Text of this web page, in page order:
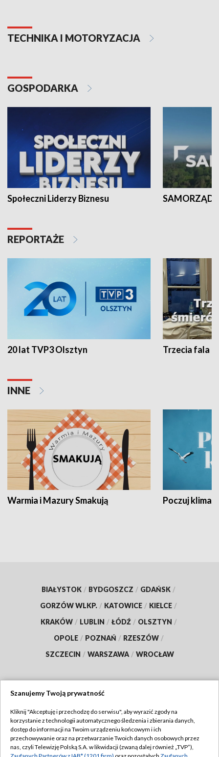
TECHNIKA I MOTORYZACJA
GOSPODARKA
Społeczni Liderzy Biznesu SAMORZĄD
REPORTAŻE
20 lat TVP3 Olsztyn Trzecia fala -
INNE
Warmia i Mazury Smakują Poczuj klimat
BIAŁYSTOK / BYDGOSZCZ / GDAŃSK /
GORZÓW WLKP. / KATOWICE / KIELCE /
KRAKÓW / LUBLIN / ŁÓDŹ / OLSZTYN /
OPOLE / POZNAŃ / RZESZÓW /
SZCZECIN / WARSZAWA / WROCŁAW
TVP
Abonament TVP
Emisja w TVP
Regulamin TVP
Szanujemy Twoją prywatność
Kliknij "Akceptuję i przechodzę do serwisu", aby wyrazić zgody na
korzystanie z technologii automatycznego śledzenia i zbierania danych,
dostęp do informacji na Twoim urządzeniu końcowym i ich
przechowywanie oraz na przetwarzanie Twoich danych osobowych przez
nas, czyli Telewizję Polską S.A. w likwidacji (zwaną dalej również „TVP”),